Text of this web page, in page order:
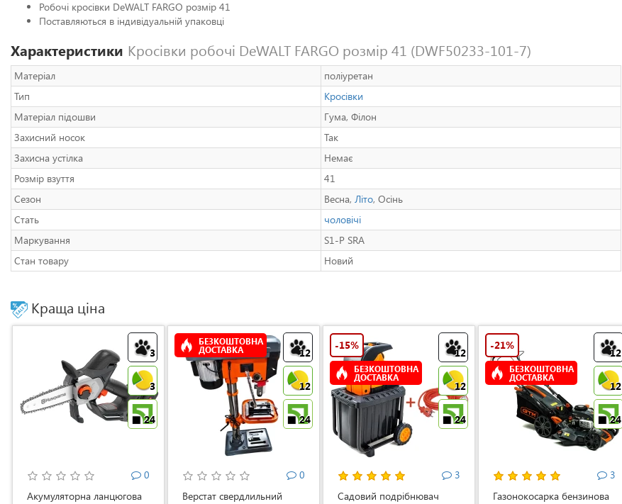
Робочі кросівки DeWALT FARGO розмір 41
Поставляються в індивідуальній упаковці
Характеристики Кросівки робочі DeWALT FARGO розмір 41 (DWF50233-101-7)
Матеріал
поліуретан
Тип
Кросівки
Матеріал підошви
Гума, Філон
Захисний носок
Так
Захисна устілка
Немає
Розмір взуття
41
Сезон
Весна, Літо, Осінь
Стать
чоловічі
Маркування
S1-P SRA
Стан товару
Новий
Краща ціна
3
3
24
0
Акумуляторна ланцюгова
12
12
24
БЕЗКОШТОВНА
ДОСТАВКА
0
Верстат свердлильний
12
12
24
-15%
БЕЗКОШТОВНА
ДОСТАВКА
3
Садовий подрібнювач
12
12
24
-21%
БЕЗКОШТОВНА
ДОСТАВКА
3
Газонокосарка бензинова